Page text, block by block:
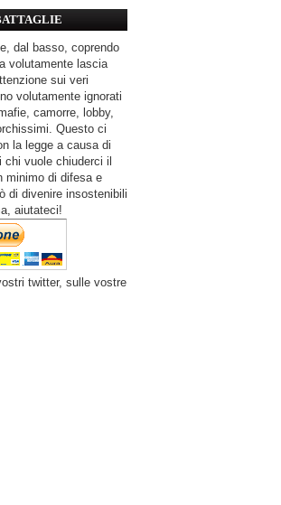
dal basso, coprendo
volutamente lascia
sui veri
volutamente ignorati
camorre, lobby,
Questo ci
la legge a causa di
chi vuole chiuderci il
minimo di difesa e
di divenire insostenibili
aiutateci!
twitter, sulle vostre